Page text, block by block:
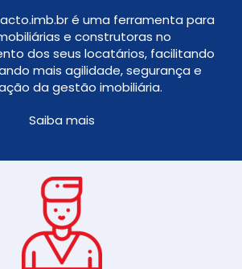
é uma ferramenta para
e construtoras no
dos seus locatários, facilitando
mais agilidade, segurança e
da gestão imobiliária.
Saiba mais